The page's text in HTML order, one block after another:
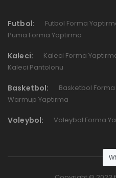
Futbol: Futbol Forma
Puma Forma Yaptırma
Kaleci: Kaleci Forma
Kaleci Pantolonu
Basketbol:
Basketbol Forma
Warmup Yaptırma
Voleybol: Voleybol Forma